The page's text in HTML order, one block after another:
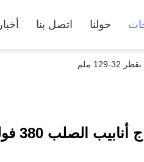
حولنا اتصل بنا أخبار